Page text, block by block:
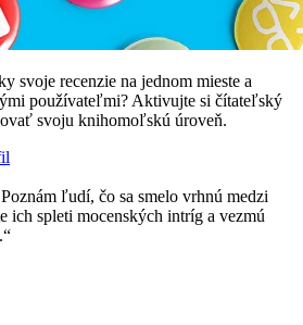
svoje recenzie na jednom mieste a
používateľmi? Aktivujte si čítateľský
svoju knihomoľskú úroveň.
ľudí, čo sa smelo vrhnú medzi
ich spleti mocenských intríg a vezmú